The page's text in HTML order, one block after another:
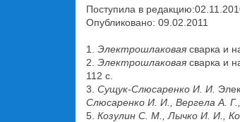
Поступила в
Опубликовано: 09.02.2011
1. Электрошлаковая сварка и
2. Электрошлаковая сварка и
112 с.
3. Сущук-Слюсаренко И. И.
Слюсаренко И. И., Вергела А.
5. Козулин С. М., Лычко И. И.,